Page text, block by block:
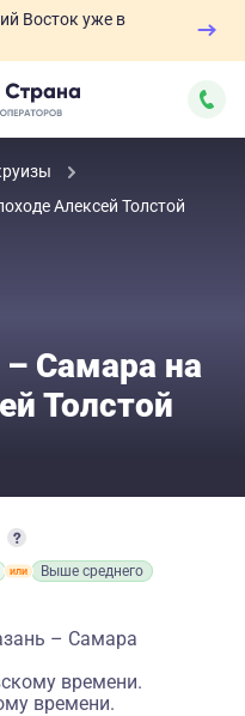
Восток уже в
Алексей Толстой
Самара на
Толстой
Выше среднего
– Самара
времени.
времени.